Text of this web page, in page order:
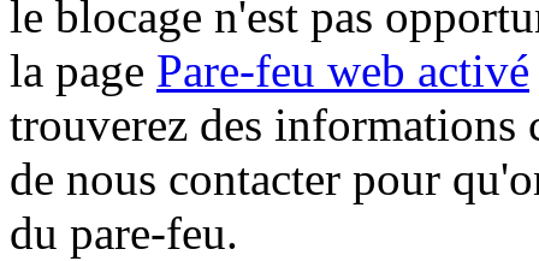
le blocage n'est pas
la page Pare-feu web activé
trouverez des informations
de nous contacter pour
du pare-feu.